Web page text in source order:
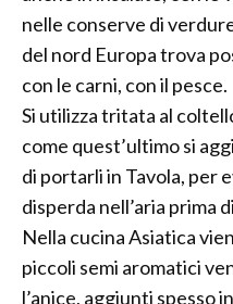
nelle conserve di
del nord Europa trova
con le carni, con il pesce.
Si utilizza tritata al
come quest’ultimo si
di portarli in Tavola, per
disperda nell’aria prima
Nella cucina Asiatica
piccoli semi aromatici
l’anice, aggiunti spesso